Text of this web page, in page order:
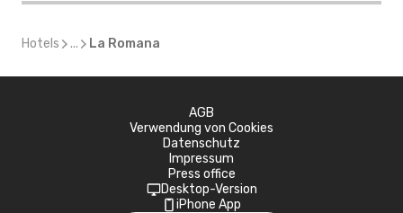
Hotels ... La Romana
AGB
Verwendung von Cookies
Datenschutz
Impressum
Press office
Desktop-Version
iPhone App